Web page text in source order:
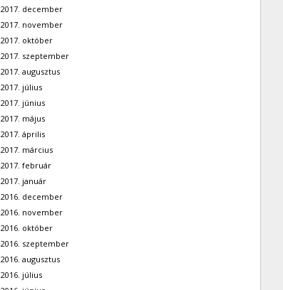
2017. december
2017. november
2017. október
2017. szeptember
2017. augusztus
2017. július
2017. június
2017. május
2017. április
2017. március
2017. február
2017. január
2016. december
2016. november
2016. október
2016. szeptember
2016. augusztus
2016. július